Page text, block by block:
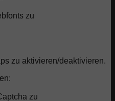
zu
zu aktivieren/deaktivieren.
zu